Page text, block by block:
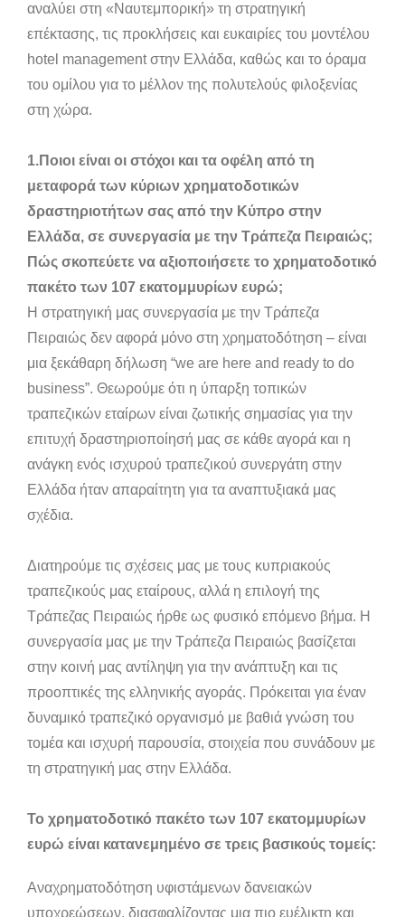
αναλύει στη «Ναυτεμπορική» τη στρατηγική
επέκτασης, τις προκλήσεις και ευκαιρίες του μοντέλου
hotel management στην Ελλάδα, καθώς και το όραμα
του ομίλου για το μέλλον της πολυτελούς φιλοξενίας
στη χώρα.
1.Ποιοι είναι οι στόχοι και τα οφέλη από τη
μεταφορά των κύριων χρηματοδοτικών
δραστηριοτήτων σας από την Κύπρο στην
Ελλάδα, σε συνεργασία με την Τράπεζα Πειραιώς;
Πώς σκοπεύετε να αξιοποιήσετε το χρηματοδοτικό
πακέτο των 107 εκατομμυρίων ευρώ;
Η στρατηγική μας συνεργασία με την Τράπεζα
Πειραιώς δεν αφορά μόνο στη χρηματοδότηση – είναι
μια ξεκάθαρη δήλωση “we are here and ready to do
business”. Θεωρούμε ότι η ύπαρξη τοπικών
τραπεζικών εταίρων είναι ζωτικής σημασίας για την
επιτυχή δραστηριοποίησή μας σε κάθε αγορά και η
ανάγκη ενός ισχυρού τραπεζικού συνεργάτη στην
Ελλάδα ήταν απαραίτητη για τα αναπτυξιακά μας
σχέδια.
Διατηρούμε τις σχέσεις μας με τους κυπριακούς
τραπεζικούς μας εταίρους, αλλά η επιλογή της
Τράπεζας Πειραιώς ήρθε ως φυσικό επόμενο βήμα. Η
συνεργασία μας με την Τράπεζα Πειραιώς βασίζεται
στην κοινή μας αντίληψη για την ανάπτυξη και τις
προοπτικές της ελληνικής αγοράς. Πρόκειται για έναν
δυναμικό τραπεζικό οργανισμό με βαθιά γνώση του
τομέα και ισχυρή παρουσία, στοιχεία που συνάδουν με
τη στρατηγική μας στην Ελλάδα.
Το χρηματοδοτικό πακέτο των 107 εκατομμυρίων
ευρώ είναι κατανεμημένο σε τρεις βασικούς τομείς:
Αναχρηματοδότηση υφιστάμενων δανειακών
υποχρεώσεων, διασφαλίζοντας μια πιο ευέλικτη και